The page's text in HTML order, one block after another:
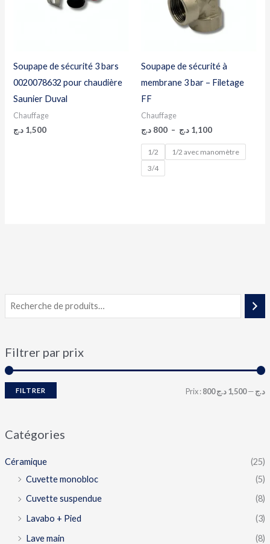
Filtrer par prix
FILTRER Prix : 800 د.ج—1,500 د.ج
Catégories
Céramique
(25)
Cuvette monobloc
(5)
Cuvette suspendue
(8)
Lavabo + Pied
(3)
Lave main
(8)
Soupape de sécurité 3 bars
0020078632 pour chaudière
Saunier Duval
Chauffage
1,500 د.ج
Soupape de sécurité à
membrane 3 bar – Filetage
FF
Chauffage
800 د.ج – 1,100 د.ج
1/2
1/2 avec manomètre
3/4